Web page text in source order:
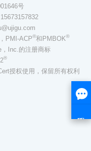
号
PMI-ACP®和PMBOK®
Inc.的注册商标
®
授权使用，保留所有权利